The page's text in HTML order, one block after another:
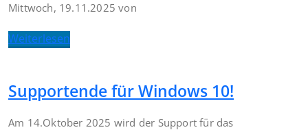
Mittwoch, 19.11.2025 von
Weiterlesen
Supportende für Windows 10!
Am 14.Oktober 2025 wird der Support für das